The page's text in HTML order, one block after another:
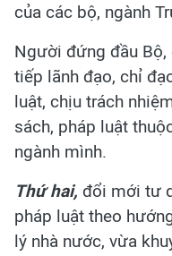
của các bộ, ngành
Người đứng đầu
tiếp lãnh đạo, chỉ
luật, chịu trách
sách, pháp luật
ngành mình.
Thứ hai, đổi mới tư
pháp luật theo
lý nhà nước, vừa